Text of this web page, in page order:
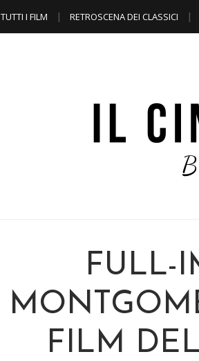
TUTTI I FILM RETROSCENA DEI CLASSICI
FULL-
FILM